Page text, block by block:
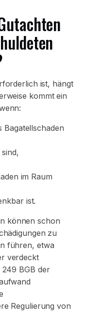
ist, hängt
kommt ein
Bagatellschaden
im Raum
ist.
können schon
zu
führen, etwa
verdeckt
249 BGB der
Regulierung von